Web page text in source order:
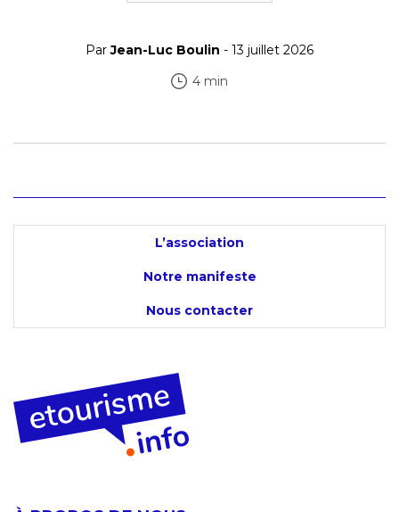
ParJean-Luc Boulin - 13 juillet 2026
4 min
L’association
Notre manifeste
Nous contacter